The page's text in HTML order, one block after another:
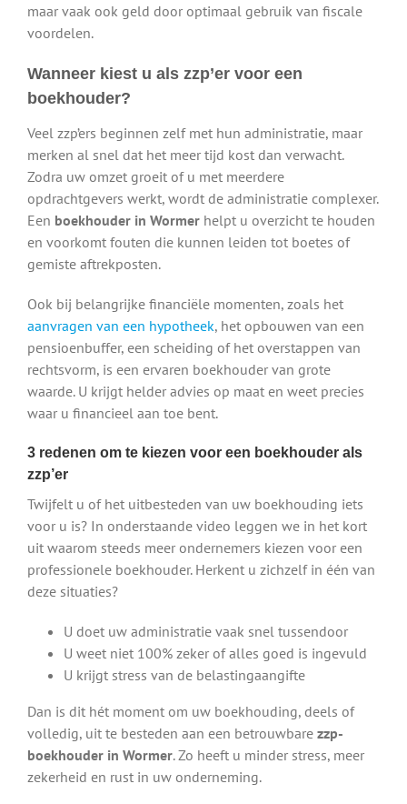
maar vaak ook geld door optimaal gebruik van fiscale
voordelen.
Wanneer kiest u als zzp’er voor een
boekhouder?
Veel zzp’ers beginnen zelf met hun administratie, maar
merken al snel dat het meer tijd kost dan verwacht.
Zodra uw omzet groeit of u met meerdere
opdrachtgevers werkt, wordt de administratie complexer.
Een boekhouder in Wormer helpt u overzicht te houden
en voorkomt fouten die kunnen leiden tot boetes of
gemiste aftrekposten.
Ook bij belangrijke financiële momenten, zoals het
aanvragen van een hypotheek, het opbouwen van een
pensioenbuffer, een scheiding of het overstappen van
rechtsvorm, is een ervaren boekhouder van grote
waarde. U krijgt helder advies op maat en weet precies
waar u financieel aan toe bent.
3 redenen om te kiezen voor een boekhouder als
zzp’er
Twijfelt u of het uitbesteden van uw boekhouding iets
voor u is? In onderstaande video leggen we in het kort
uit waarom steeds meer ondernemers kiezen voor een
professionele boekhouder. Herkent u zichzelf in één van
deze situaties?
U doet uw administratie vaak snel tussendoor
U weet niet 100% zeker of alles goed is ingevuld
U krijgt stress van de belastingaangifte
Dan is dit hét moment om uw boekhouding, deels of
volledig, uit te besteden aan een betrouwbare zzp-
boekhouder in Wormer. Zo heeft u minder stress, meer
zekerheid en rust in uw onderneming.